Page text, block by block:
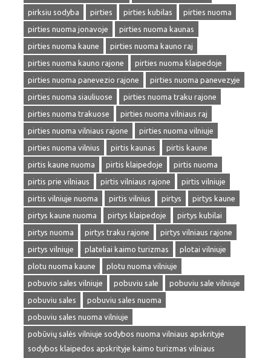
pirksiu sodyba
pirties pirties kubilas
pirties nuoma
pirties nuoma jonavoje
pirties nuoma kaunas
pirties nuoma kaune
pirties nuoma kauno raj
pirties nuoma kauno rajone
pirties nuoma klaipedoje
pirties nuoma panevezio rajone
pirties nuoma panevezyje
pirties nuoma siauliuose
pirties nuoma traku rajone
pirties nuoma trakuose
pirties nuoma vilniaus raj
pirties nuoma vilniaus rajone
pirties nuoma vilniuje
pirties nuoma vilnius
pirtis kaunas
pirtis kaune
pirtis kaune nuoma
pirtis klaipedoje
pirtis nuoma
pirtis prie vilniaus
pirtis vilniaus rajone
pirtis vilniuje
pirtis vilniuje nuoma
pirtis vilnius pirtys
pirtys kaune
pirtys kaune nuoma
pirtys klaipedoje
pirtys kubilai
pirtys nuoma
pirtys traku rajone
pirtys vilniaus rajone
pirtys vilniuje
plateliai kaimo turizmas
plotai vilniuje
plotu nuoma kaune
plotu nuoma vilniuje
pobuvio sales vilniuje
pobuviu sale
pobuviu sale vilniuje
pobuviu sales
pobuviu sales nuoma
pobuviu sales nuoma vilniuje
pobūvių salės vilniuje sodybos nuoma vilniaus apskrityje
sodybos klaipedos apskrityje kaimo turizmas vilniaus